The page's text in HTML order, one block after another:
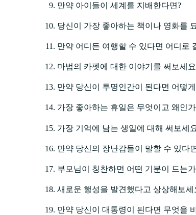
만약 아이들이 세계를 지배한다면?
당신이 가장 좋아하는 책이나 영화를
만약 어디든 여행할 수 있다면 어디로
마법의 카펫에 대한 이야기를 써보세
만약 당신이 투명인간이 된다면 어떻
가장 좋아하는 휴일은 무엇이고 왜인
가장 기억에 남는 생일에 대해 써보세
만약 당신의 장난감들이 말할 수 있다
부모님이 칭찬하면 어떤 기분이 드는
새로운 행성을 발견했다고 상상해보세
만약 당신이 대통령이 된다면 무엇을